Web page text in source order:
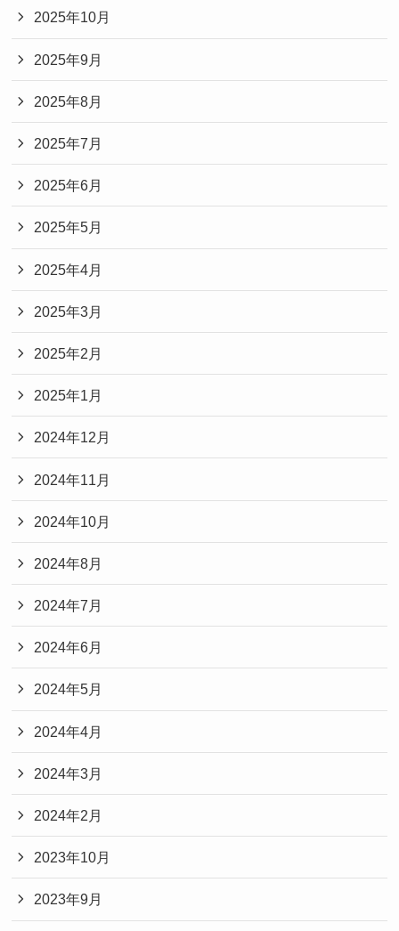
2025年10月
2025年9月
2025年8月
2025年7月
2025年6月
2025年5月
2025年4月
2025年3月
2025年2月
2025年1月
2024年12月
2024年11月
2024年10月
2024年8月
2024年7月
2024年6月
2024年5月
2024年4月
2024年3月
2024年2月
2023年10月
2023年9月